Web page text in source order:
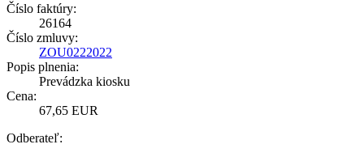
Číslo faktúry:
26164
Číslo zmluvy:
ZOU0222022
Popis plnenia:
Prevádzka kiosku
Cena:
67,65 EUR
Odberateľ: